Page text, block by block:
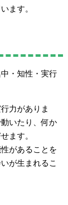
ます。
・知性・実行
力がありま
いたり、何か
ます。
があることを
が生まれるこ